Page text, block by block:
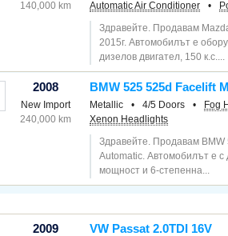
140,000 km
Automatic Air Conditioner
•
Здравейте. Продавам
2015г. Автомобилът е
дизелов двигател, 150 к.с....
2008
New Import
240,000 km
BMW 525 525d Facelift
Metallic • 4/5 Doors •
Fog
Xenon Headlights
Здравейте. Продавам BMW
Automatic. Автомобилът е с
мощност и 6-степенна...
2009 VW Passat 2.0TDI 16V